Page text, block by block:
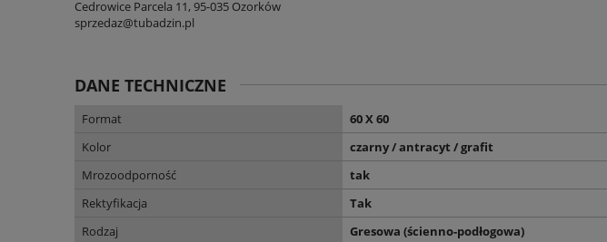
Cedrowice Parcela 11, 95-035 Ozorków
sprzedaz@tubadzin.pl
DANE TECHNICZNE
Format
60 X 60
Kolor
czarny / antracyt / grafit
Mrozoodporność
tak
Rektyfikacja
Tak
Rodzaj
Gresowa (ścienno-podłogowa)